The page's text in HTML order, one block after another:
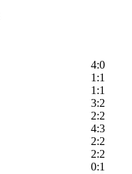
4:0
1:1
1:1
3:2
2:2
4:3
2:2
2:2
0:1